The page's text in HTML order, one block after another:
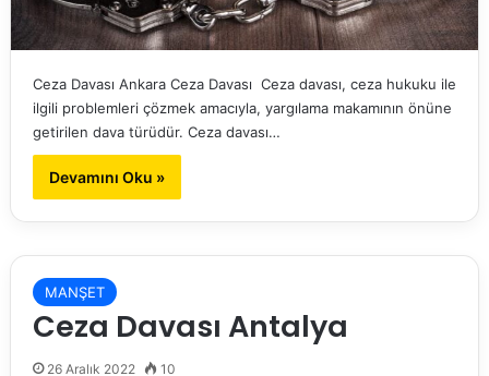
Ceza Davası Ankara Ceza Davası Ceza davası, ceza hukuku ile
ilgili problemleri çözmek amacıyla, yargılama makamının önüne
getirilen dava türüdür. Ceza davası…
Devamını Oku »
MANŞET
Ceza Davası Antalya
26 Aralık 2022 10